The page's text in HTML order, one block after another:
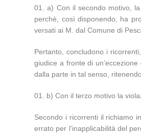
a) Con il secondo motivo,
perchè, così disponendo, ha
versati ai M. dal Comune di
Pertanto, concludono i
giudice a fronte di
dalla parte in tal senso,
b) Con il terzo motivo la
Secondo i ricorrenti il richiamo
errato per l’inapplicabilità del